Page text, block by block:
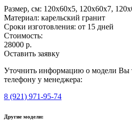
Размер, см: 120х60х5, 120х60х7,
Материал: карельский гранит
Сроки изготовления: от 15 дней
Стоимость:
28000 р.
Оставить заявку
Уточнить информацию о модели Вы
телефону у менеджера:
8 (921) 971-95-74
Другие модели: